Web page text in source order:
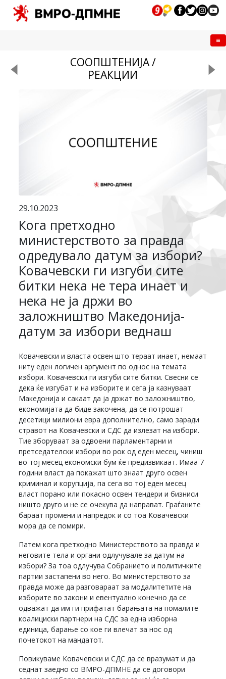
СООПШТЕНИЈА /
РЕАКЦИИ
29.10.2023
Кога претходно
министерството за правда
одредувало датум за избори?
Ковачевски ги изгуби сите
битки нека не тера инает и
нека не ја држи во
заложништво Македонија-
датум за избори веднаш
Ковачевски и власта освен што тераат инает, немаат
ниту еден логичен аргумент по однос на темата
избори. Ковачевски ги изгуби сите битки. Свесни се
дека ќе изгубат и на изборите и сега ја казнуваат
Македонија и сакаат да ја држат во заложништво,
економијата да биде закочена, да се потрошат
десетици милиони евра дополнително, само заради
стравот на Ковачевски и СДС да излезат на избори.
Тие зборуваат за одвоени парламентарни и
претседателски избори во рок од еден месец, чиниш
во тој месец економски бум ќе предизвикаат. Имаа 7
години власт да покажат што знаат друго освен
криминал и корупција, па сега во тој еден месец
власт порано или покасно освен тендери и бизниси
ништо друго и не се очекува да направат. Граѓаните
бараат промени и напредок и со тоа Ковачевски
мора да се помири.
Патем кога претходно Министерството за правда и
неговите тела и органи одлучувале за датум на
избори? За тоа одлучува Собранието и политичките
партии застапени во него. Во министерството за
правда може да разговараат за модалитетите на
изборите во закони и евентуално конечно да се
одважат да им ги прифатат барањата на помалите
коалициски партнери на СДС за една изборна
единица, барање со кое ги влечат за нос од
почетокот на мандатот.
Повикуваме Ковачевски и СДС да се вразумат и да
седнат заедно со ВМРО-ДПМНЕ да се договори